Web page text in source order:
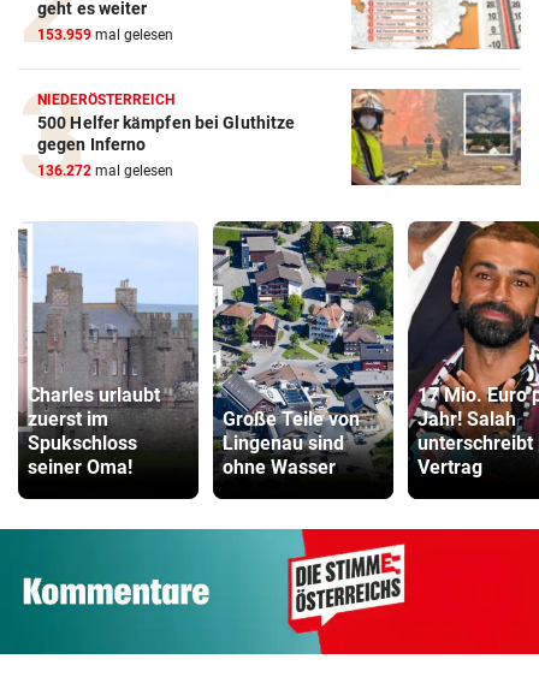
geht es weiter
153.959 mal gelesen
NIEDERÖSTERREICH
500 Helfer kämpfen bei Gluthitze
gegen Inferno
136.272 mal gelesen
Charles urlaubt
zuerst im
Spukschloss
seiner Oma!
Große Teile von
Lingenau sind
ohne Wasser
17 Mio. Euro
Jahr! Salah
unterschreibt
Vertrag